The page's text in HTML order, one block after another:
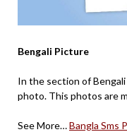
Bengali Picture
In the section of
photo. This photos are
See More…Bangla Sms